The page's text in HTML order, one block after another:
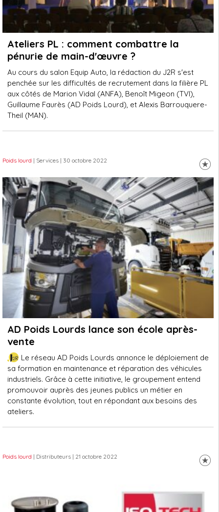
Ateliers PL : comment combattre la
pénurie de main-d'œuvre ?
Au cours du salon Equip Auto, la rédaction du J2R s'est
penchée sur les difficultés de recrutement dans la filière PL
aux côtés de Marion Vidal (ANFA), Benoît Migeon (TVI),
Guillaume Faurès (AD Poids Lourd), et Alexis Barrouquere-
Theil (MAN).
Poids lourd | Services | 30 octobre 2022
AD Poids Lourds lance son école après-
vente
Le réseau AD Poids Lourds annonce le déploiement de
sa formation en maintenance et réparation des véhicules
industriels. Grâce à cette initiative, le groupement entend
promouvoir auprès des jeunes publics un métier en
constante évolution, tout en répondant aux besoins des
ateliers.
Poids lourd | Distributeurs | 21 octobre 2022